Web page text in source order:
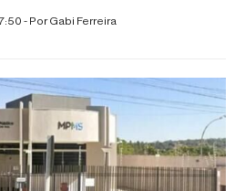
- PorGabi Ferreira